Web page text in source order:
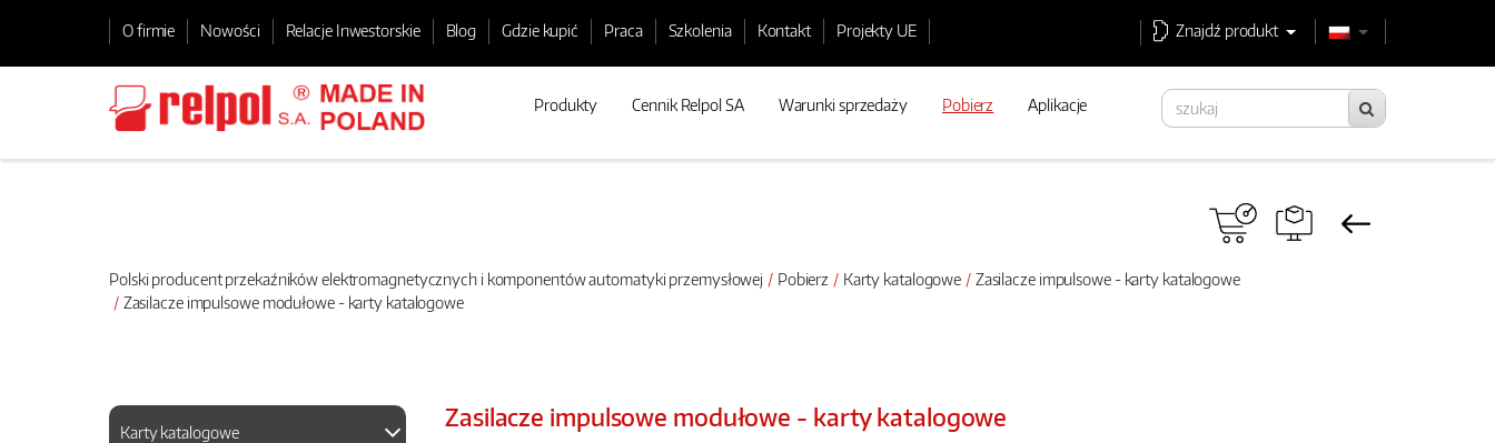
O firmie Nowości Relacje Inwestorskie Blog Gdzie kupić Praca Szkolenia Kontakt Projekty UE Znajdź produkt
Produkty Cennik Relpol SA Warunki sprzedaży Pobierz Aplikacje
Polski producent przekaźników elektromagnetycznych i komponentów automatyki przemysłowej Pobierz Karty katalogowe
Zasilacze impulsowe - karty katalogowe
Zasilacze impulsowe modułowe - karty katalogowe
Karty katalogowe
Zasilacze impulsowe modułowe - karty katalogowe